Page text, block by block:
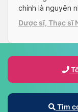
chính là nguyên
Tuy nhiên, nếu
cao. Vậy phải
Dược sĩ, Thạc sĩ
Tìm